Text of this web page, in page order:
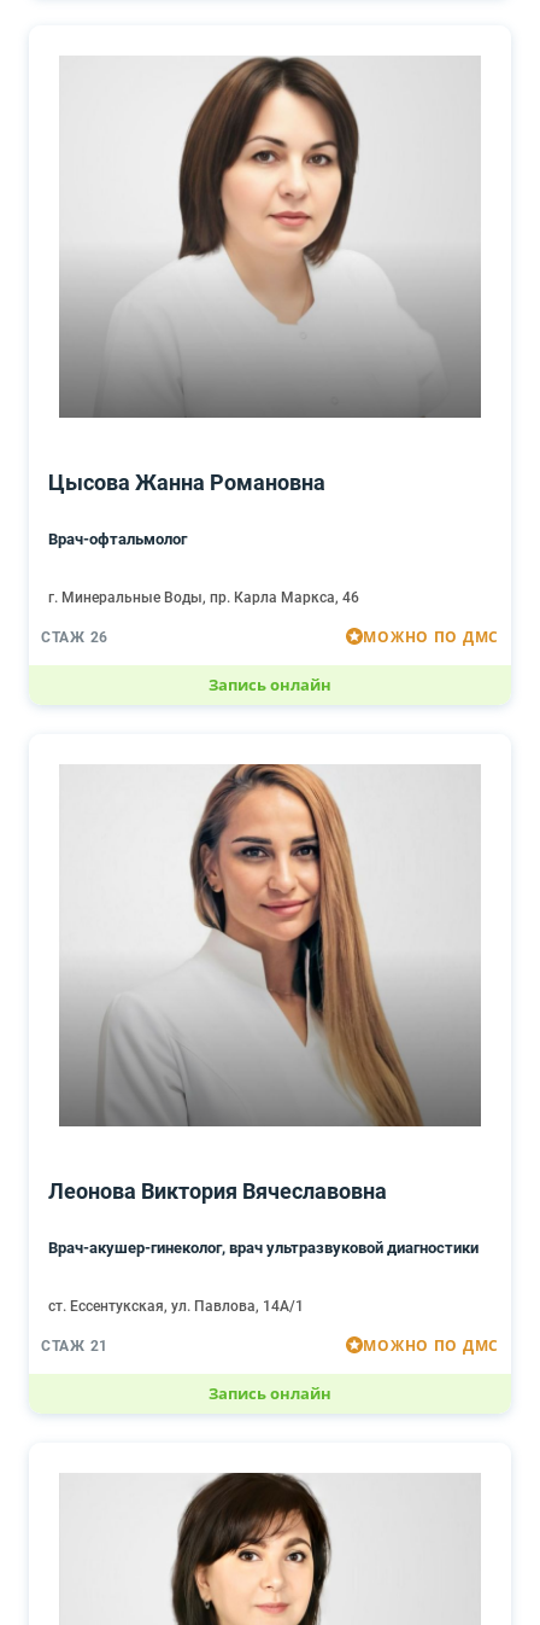
Цысова Жанна Романовна
Врач-офтальмолог
г. Минеральные Воды, пр. Карла Маркса, 46
СТАЖ 26 МОЖНО ПО ДМС
Запись онлайн
Леонова Виктория Вячеславовна
Врач-акушер-гинеколог, врач ультразвуковой диагностики
ст. Ессентукская, ул. Павлова, 14А/1
СТАЖ 21 МОЖНО ПО ДМС
Запись онлайн